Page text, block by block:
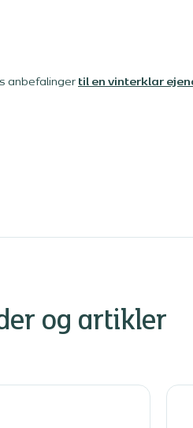
anbefalinger til en vinterklar
og artikler